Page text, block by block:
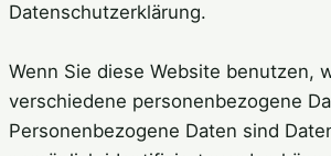
Datenschutzerklärung.
Wenn Sie diese Website benutzen,
verschiedene personenbezogene
Personenbezogene Daten sind